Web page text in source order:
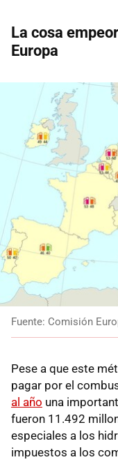
La cosa
Europa
Fuente: Comisión
Pese a que este
pagar por el
al año una
fueron 11.492
especiales a los
impuestos a los